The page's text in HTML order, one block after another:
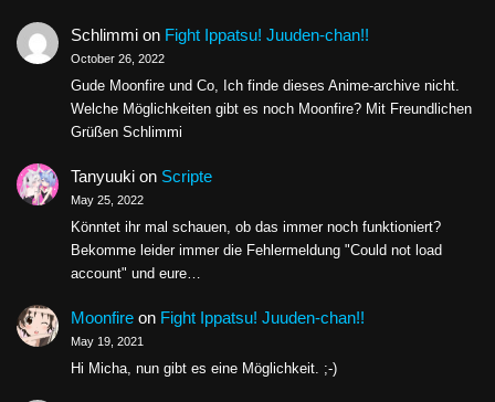
Schlimmion Fight Ippatsu! Juuden-chan!!
October 26, 2022
Gude Moonfire und Co, Ich finde dieses Anime-archive nicht.
Welche Möglichkeiten gibt es noch Moonfire? Mit Freundlichen
Grüßen Schlimmi
Tanyuukion Scripte
May 25, 2022
Könntet ihr mal schauen, ob das immer noch funktioniert?
Bekomme leider immer die Fehlermeldung "Could not load
account" und eure…
Moonfireon Fight Ippatsu! Juuden-chan!!
May 19, 2021
Hi Micha, nun gibt es eine Möglichkeit. ;-)